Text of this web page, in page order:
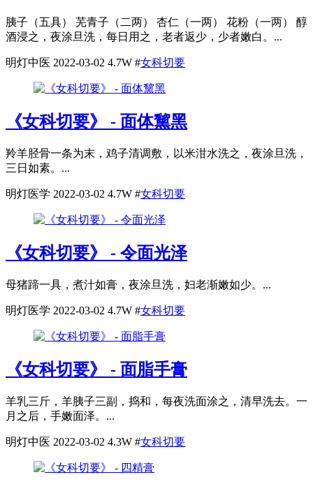
胰子（五具） 芜青子（二两） 杏仁（一两） 花粉（一两） 醇
酒浸之，夜涂旦洗，每日用之，老者返少，少者嫩白。...
明灯中医 2022-03-02 4.7W #女科切要
《女科切要》 - 面体黧黑
羚羊胫骨一条为末，鸡子清调敷，以米泔水洗之，夜涂旦洗，
三日如素。...
明灯医学 2022-03-02 4.7W #女科切要
《女科切要》 - 令面光泽
母猪蹄一具，煮汁如膏，夜涂旦洗，妇老渐嫩如少。...
明灯医学 2022-03-02 4.7W #女科切要
《女科切要》 - 面脂手膏
羊乳三斤，羊胰子三副，捣和，每夜洗面涂之，清早洗去。一
月之后，手嫩面泽。...
明灯中医 2022-03-02 4.3W #女科切要